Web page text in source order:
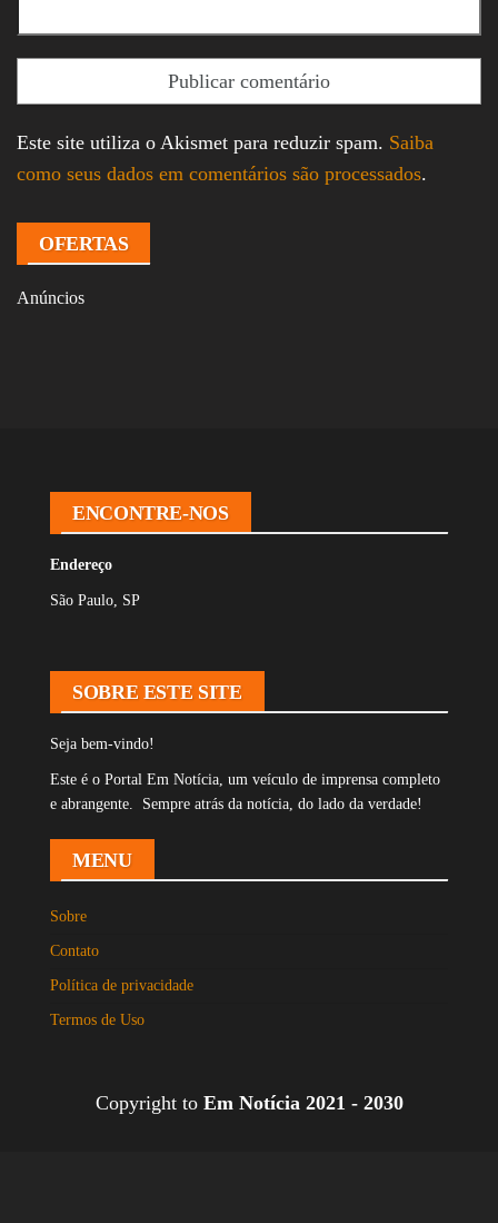
Este site utiliza o Akismet para reduzir spam. Saiba
como seus dados em comentários são processados.
OFERTAS
Anúncios
ENCONTRE-NOS
Endereço
São Paulo, SP
SOBRE ESTE SITE
Seja bem-vindo!
Este é o Portal Em Notícia, um veículo de imprensa completo
e abrangente. Sempre atrás da notícia, do lado da verdade!
MENU
Sobre
Contato
Política de privacidade
Termos de Uso
Copyright to Em Notícia 2021 - 2030